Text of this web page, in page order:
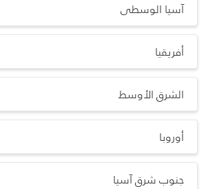
آسيا الوسطى
أفريقيا
الشرق الأوسط
أوروبا
جنوب شرق آسيا